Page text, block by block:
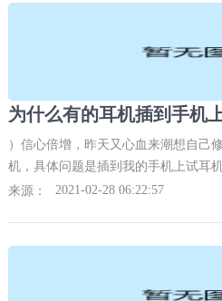
）信心倍增，昨天又心血来潮想自己
机，具体问题是插到我的手机上试耳
来源：
2021-02-28 06:22:57